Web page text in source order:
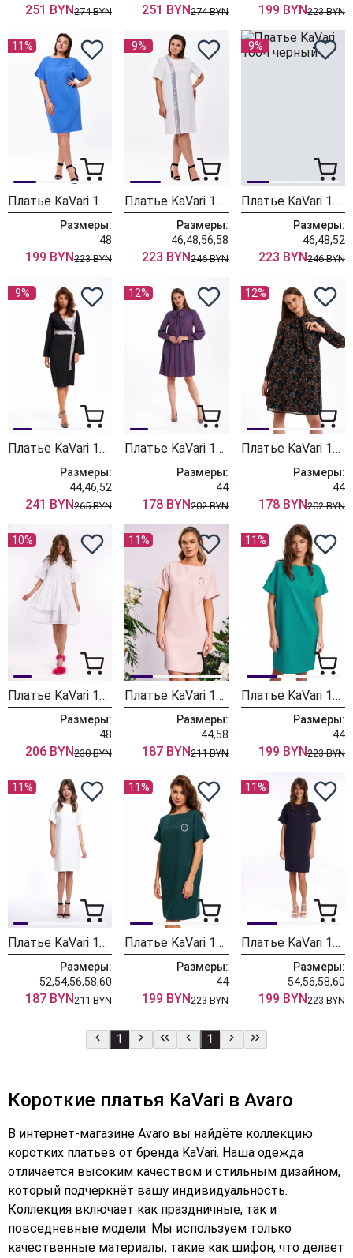
251 BYN274 BYN 251 BYN274 BYN 199 BYN223 BYN
11%
Платье KaVari 1010.7
Размеры:
48
199 BYN223 BYN
9%
Платье KaVari 1064.1 белый
Размеры:
46,48,56,58
223 BYN246 BYN
9%
Платье KaVari 1064 черный
Размеры:
46,48,52
223 BYN246 BYN
9%
Платье KaVari 1062 черный
Размеры:
44,46,52
241 BYN265 BYN
12%
Платье KaVari 1052 терракотовый
Размеры:
44
178 BYN202 BYN
12%
Платье KaVari 1059 черный принт
Размеры:
44
178 BYN202 BYN
10%
Платье KaVari 1039.1 белый
Размеры:
48
206 BYN230 BYN
11%
Платье KaVari 1010.8 пудра
Размеры:
44,58
187 BYN211 BYN
11%
Платье KaVari 1010.6 бирюза
Размеры:
44
199 BYN223 BYN
11%
Платье KaVari 1010.4 молочный
Размеры:
52,54,56,58,60
187 BYN211 BYN
11%
Платье KaVari 1010.3 зелёный
Размеры:
44
199 BYN223 BYN
11%
Платье KaVari 1010.2 синий
Размеры:
54,56,58,60
199 BYN223 BYN
1 1
Короткие платья KaVari в Avaro
В интернет-магазине Avaro вы найдёте коллекцию
коротких платьев от бренда KaVari. Наша одежда
отличается высоким качеством и стильным дизайном,
который подчеркнёт вашу индивидуальность.
Коллекция включает как праздничные, так и
повседневные модели. Мы используем только
качественные материалы, такие как шифон, что делает